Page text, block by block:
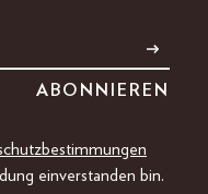
einverstanden bin.